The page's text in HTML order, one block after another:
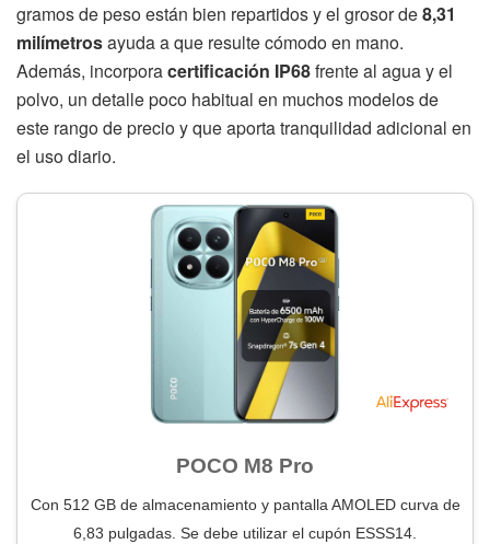
gramos de peso están bien repartidos y el grosor de8,31
milímetrosayuda a que resulte cómodo en mano.
Además, incorporacertificación IP68frente al agua y el
polvo, un detalle poco habitual en muchos modelos de
este rango de precio y que aporta tranquilidad adicional en
el uso diario.
POCO M8 Pro
Con 512 GB de almacenamiento y pantalla AMOLED curva de
6,83 pulgadas. Se debe utilizar el cupón ESSS14.